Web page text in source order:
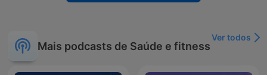
Mais podcasts de Saúde e fitness
Ver todos